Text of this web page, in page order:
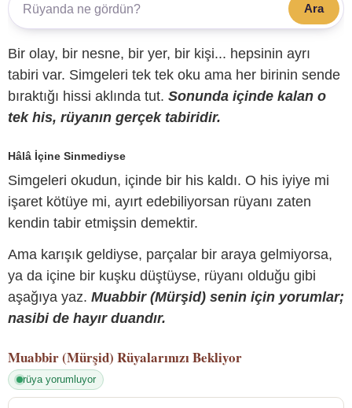
Ara
Bir olay, bir nesne, bir yer, bir kişi... hepsinin ayrı
tabiri var. Simgeleri tek tek oku ama her birinin sende
bıraktığı hissi aklında tut. Sonunda içinde kalan o
tek his, rüyanın gerçek tabiridir.
Hâlâ İçine Sinmediyse
Simgeleri okudun, içinde bir his kaldı. O his iyiye mi
işaret kötüye mi, ayırt edebiliyorsan rüyanı zaten
kendin tabir etmişsin demektir.
Ama karışık geldiyse, parçalar bir araya gelmiyorsa,
ya da içine bir kuşku düştüyse, rüyanı olduğu gibi
aşağıya yaz. Muabbir (Mürşid) senin için yorumlar;
nasibi de hayır duandır.
Muabbir (Mürşid) Rüyalarınızı Bekliyor
rüya yorumluyor